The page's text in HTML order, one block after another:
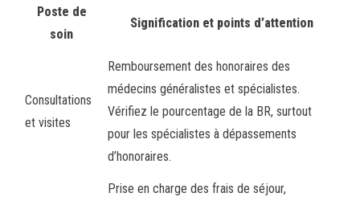
Poste de
soin
Signification et points d’attention
Consultations
et visites
Remboursement des honoraires des
médecins généralistes et spécialistes.
Vérifiez le pourcentage de la BR, surtout
pour les spécialistes à dépassements
d’honoraires.
Prise en charge des frais de séjour,